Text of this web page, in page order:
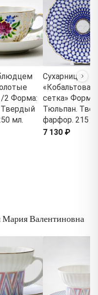
2 Форма:
мл.
Сухарница
«Кобальтовая
сетка» Форма:
Тюльпан.
фарфор. 215
7 130 ₽
Валентиновна